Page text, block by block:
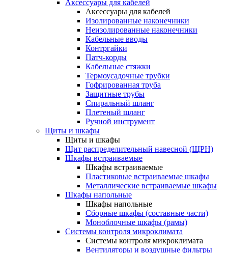
Аксессуары для кабелей
Аксессуары для кабелей
Изолированные наконечники
Неизолированные наконечники
Кабельные вводы
Контргайки
Патч-корды
Кабельные стяжки
Термоусадочные трубки
Гофрированная труба
Защитные трубы
Спиральный шланг
Плетеный шланг
Ручной инструмент
Щиты и шкафы
Щиты и шкафы
Щит распределительный навесной (ЩРН)
Шкафы встраиваемые
Шкафы встраиваемые
Пластиковые встраиваемые шкафы
Металлические встраиваемые шкафы
Шкафы напольные
Шкафы напольные
Сборные шкафы (составные части)
Моноблочные шкафы (рамы)
Системы контроля микроклимата
Системы контроля микроклимата
Вентиляторы и воздушные фильтры